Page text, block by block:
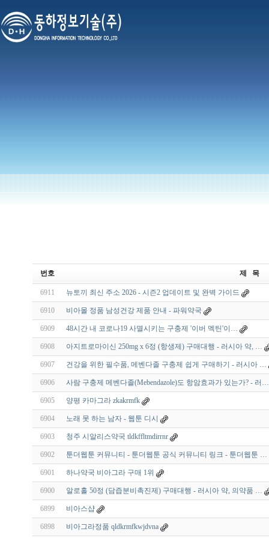
번호 제 목
6911 뉴토끼 최신 주소 2026 - 시즌2 업데이트 및 완벽 가이드
6910 비아몰 정품 남성건강 제품 안내 - 파워약국
6909 48시간 내 코로나19 사멸시키는 구충제 '이버 멕틴'이…
6908 아지트로마이신 250mg x 6정 (항생제) 구매대행 - 러시아 약, …
6907 건강을 위한 필수품, 메벤다졸 구충제 쉽게 구매하기 - 러시아 …
6906 사람 구충제 메벤다졸(Mebendazole)도 항암효과가 있는가? - 러…
6905 양평 카마그라 zkakrmfk
6904 노래 못 하는 남자 - 웹툰 디시
6903 청주 시알리스약국 tldkffltmdirrnr
6902 툰더웹툰 커뮤니티 - 툰더웹툰 공식 커뮤니티 링크 - 툰더웹툰 …
6901 하나약국 비아그라 구매 1위
6900 알로홀 50정 (담즙분비촉진제) 구매대행 - 러시아 약, 의약품 …
6899 비아스샵
6898 비아그라정품 qldkrmfkwjdvna